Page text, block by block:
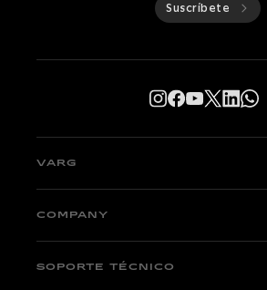
Suscríbete
VARG
VARG EX
COMPANY
Quiénes somos
SOPORTE TÉCNICO